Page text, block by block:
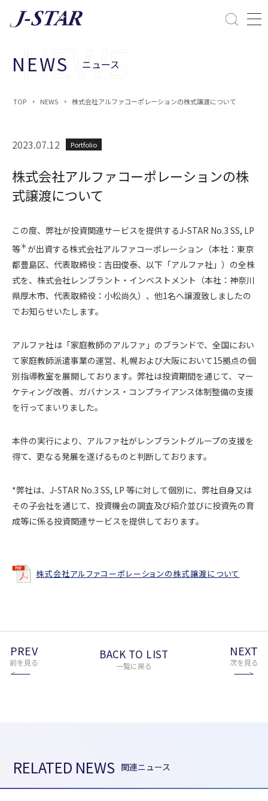
課題解決
ESGへの配慮
NEWS ニュース
TOP NEWS 株式会社アルファコーポレーションの株式譲渡について
2023.07.12 Portfolio
株式会社アルファコーポレーションの株
式譲渡について
この度、弊社が投資関連サービスを提供するJ-STAR No.3 SS, LP
等＊が出資する株式会社アルファコーポレーション（本社：東京
都豊島区、代表取締役：吉田俊泰、以下「アルファ社」）の全株
式を、株式会社レンブラント・インベストメント（本社：神奈川
県厚木市、代表取締役：小松尚久）、他1名へ譲渡致しましたの
でお知らせいたします。
アルファ社は「家庭教師のアルファ」のブランドで、全国におい
て家庭教師派遣事業の運営、札幌および大阪において15拠点の個
別指導教室を展開しております。弊社は投資期間を通じて、マー
ケティング改善、ガバナンス・コンプライアンス体制整備の支援
を行ってまいりました。
本件の実行により、アルファ社がレンブラントグループの支援を
得て、更なる発展を遂げるものと判断しております。
*弊社は、J-STAR No.3 SS, LP 等に対して個別に、弊社自身又は
その子会社を通じて、投資機会の調査及び紹介並びに投資先の育
成等に係る投資関連サービスを提供しております。
株式会社アルファコーポレーションの株式譲渡について
PREV
前を見る
BACK TO LIST
一覧に戻る
NEXT
次を見る
RELATED NEWS 関連ニュース